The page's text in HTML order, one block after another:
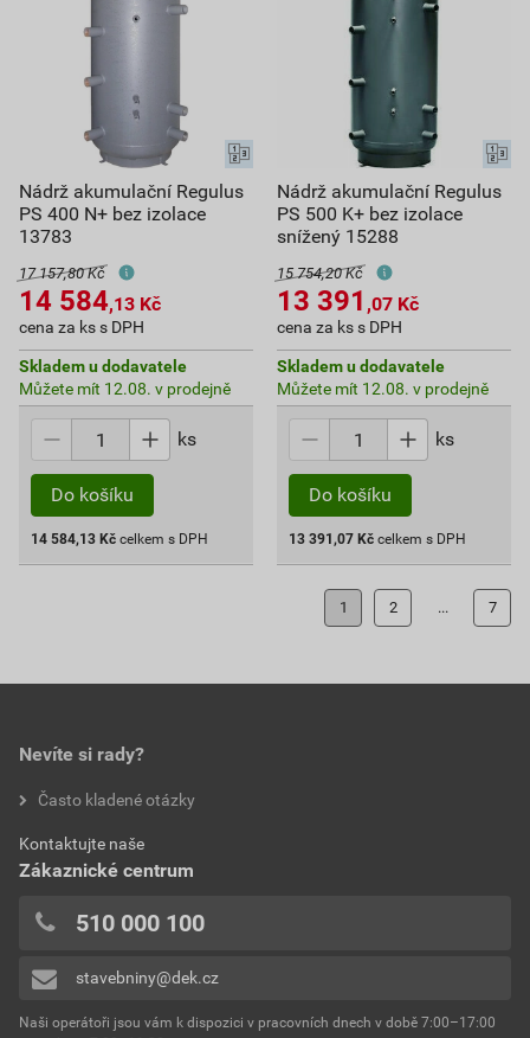
Nádrž akumulační Regulus
PS 400 N+ bez izolace
13783
17 157,80 Kč
14 584,13 Kč
cena za ks s DPH
Skladem u dodavatele
Můžete mít 12.08. v prodejně
ks
Do košíku
14 584,13 Kč celkem s DPH
Nádrž akumulační Regulus
PS 500 K+ bez izolace
snížený 15288
15 754,20 Kč
13 391 ,07 Kč
cena za ks s DPH
Skladem u dodavatele
Můžete mít 12.08. v prodejně
ks
Do košíku
13 391,07 Kč celkem s DPH
1 2 ... 7
Nevíte si rady?
Často kladené otázky
Kontaktujte naše
Zákaznické centrum
510 000 100
stavebniny@dek.cz
Naši operátoři jsou vám k dispozici v pracovních dnech v době 7:00–17:00